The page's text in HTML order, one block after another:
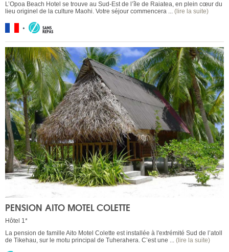
L’Opoa Beach Hotel se trouve au Sud-Est de l’île de Raiatea, en plein cœur du
lieu originel de la culture Maohi. Votre séjour commencera ... (lire la suite)
PENSION AITO MOTEL COLETTE
Hôtel 1*
La pension de famille Aito Motel Colette est installée à l'extrémité Sud de l’atoll
de Tikehau, sur le motu principal de Tuherahera. C’est une ... (lire la suite)